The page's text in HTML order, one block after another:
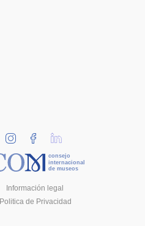
consejo
internacional
de museos
Información legal
Politica de Privacidad